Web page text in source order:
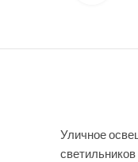
Уличное